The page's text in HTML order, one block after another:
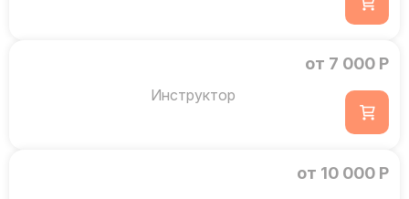
Инструктор
от 7 000 Р
от 10 000 Р